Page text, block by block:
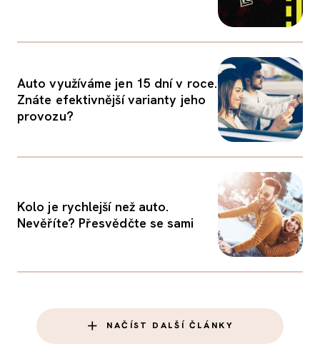
Auto využíváme jen 15 dní v roce.
Znáte efektivnější varianty jeho
provozu?
Kolo je rychlejší než auto.
Nevěříte? Přesvědčte se sami
NAČÍST DALŠÍ ČLÁNKY